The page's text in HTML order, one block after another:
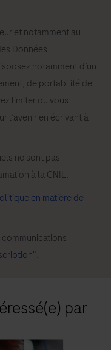
et notamment au
Données
notamment d’un
de portabilité de
limiter ou vous
l’avenir en écrivant à
ne sont pas
à la CNIL.
en matière de
".
par